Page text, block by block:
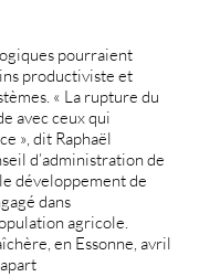
pourraient
productiviste et
« La rupture du
avec ceux qui
», dit Raphaël
d’administration de
développement de
dans
agricole.
en Essonne, avril